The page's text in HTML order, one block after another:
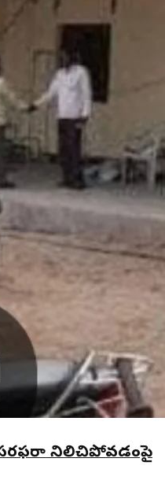
నిలిచిపోవడంపై